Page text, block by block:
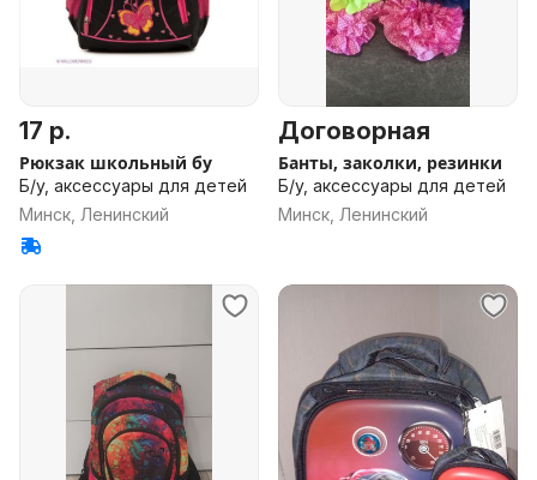
17 р.
Рюкзак школьный бу
Б/у, аксессуары для детей
Минск, Ленинский
Договорная
Банты, заколки, резинки
Б/у, аксессуары для детей
Минск, Ленинский